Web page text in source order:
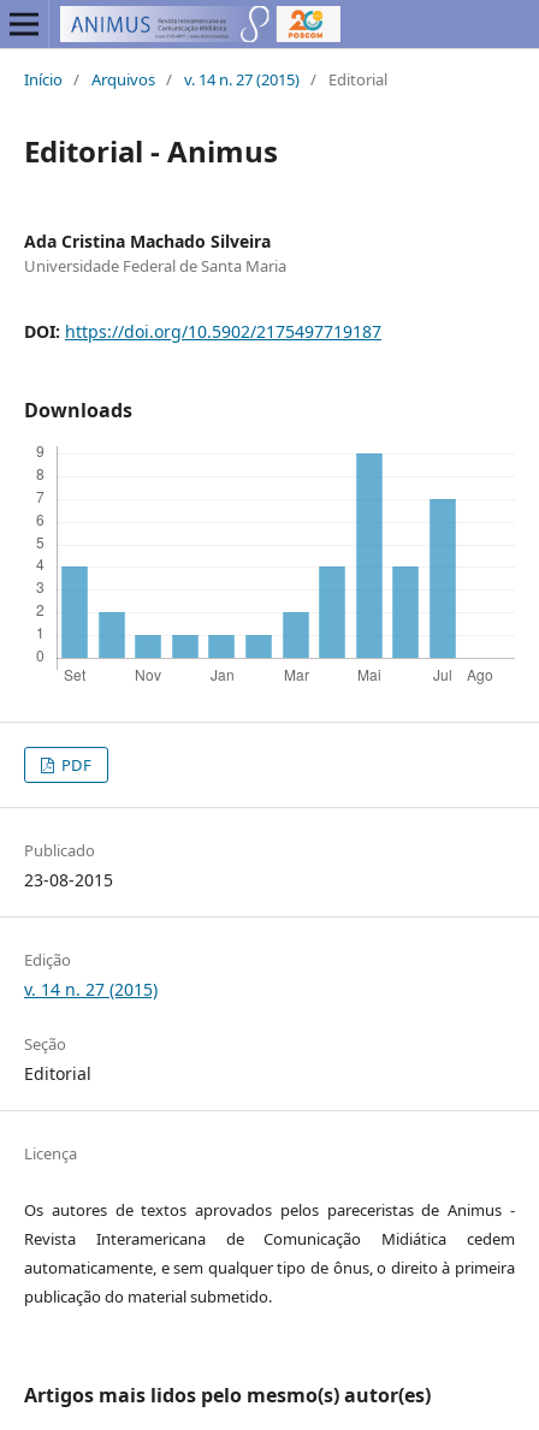
Início / Arquivos / v. 14 n. 27 (2015) / Editorial
Editorial - Animus
Ada Cristina Machado Silveira
Universidade Federal de Santa Maria
DOI: https://doi.org/10.5902/2175497719187
Downloads
PDF
Publicado
23-08-2015
Edição
v. 14 n. 27 (2015)
Seção
Editorial
Licença
Os autores de textos aprovados pelos pareceristas de Animus -
Revista Interamericana de Comunicação Midiática cedem
automaticamente, e sem qualquer tipo de ônus, o direito à primeira
publicação do material submetido.
Artigos mais lidos pelo mesmo(s) autor(es)